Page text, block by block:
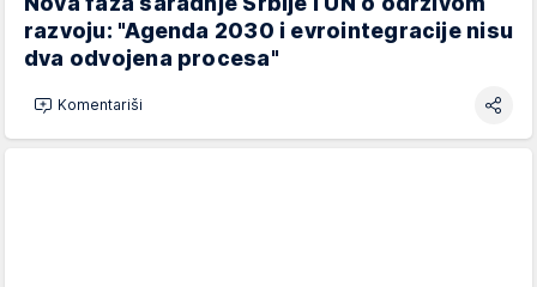
razvoju: "Agenda 2030 i evrointegracije nisu
dva odvojena procesa"
Komentariši